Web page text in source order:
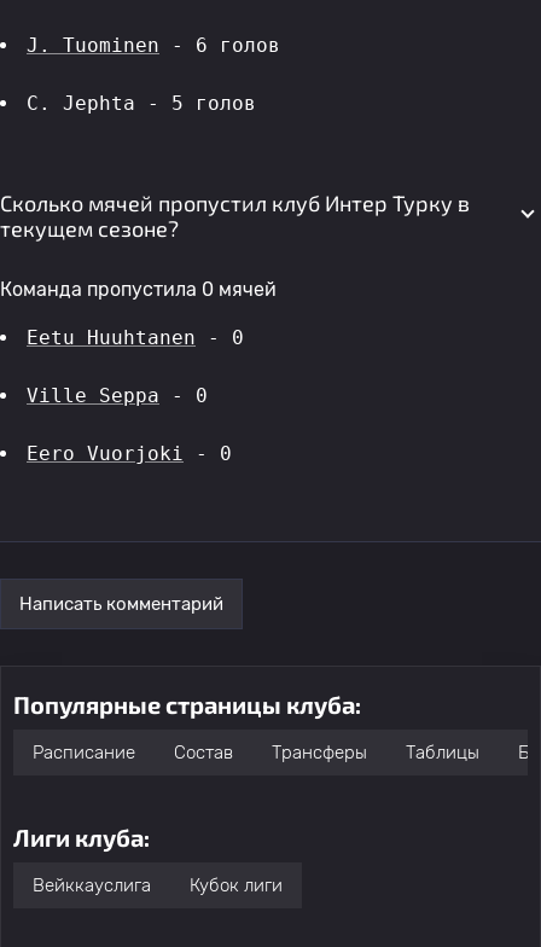
J. Tuominen - 6 голов
C. Jephta - 5 голов
Сколько мячей пропустил клуб Интер Турку в
текущем сезоне?
Команда пропустила 0 мячей
Eetu Huuhtanen - 0
Ville Seppa - 0
Eero Vuorjoki - 0
Написать комментарий
Популярные страницы клуба:
Расписание Состав Трансферы Таблицы
Лиги клуба:
Вейккауслига Кубок лиги